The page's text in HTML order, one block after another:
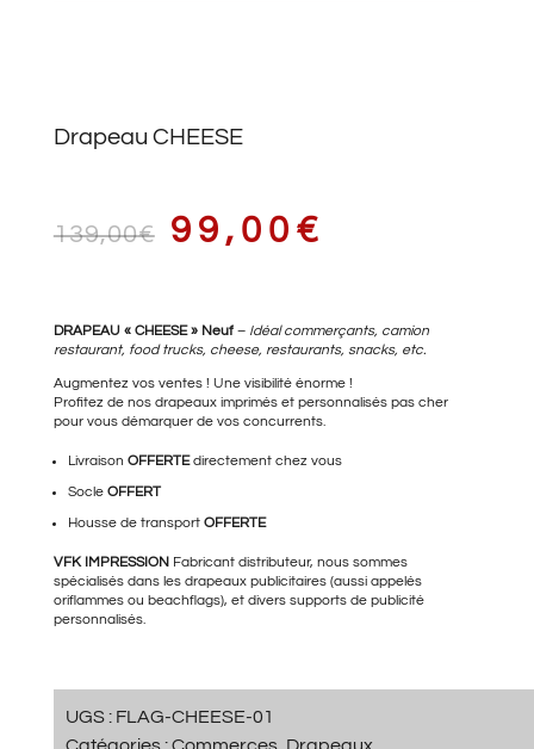
Drapeau CHEESE
139,00€ LE
PRIX
INITIAL
ÉTAIT :
99,00 €
PRIX
ACTUEL
DRAPEAU « CHEESE » Neuf– Idéal commerçants, camion
restaurant, food trucks, cheese, restaurants, snacks, etc.
Augmentez vos ventes ! Une visibilité énorme !
Profitez de nos drapeaux imprimés et personnalisés pas cher
pour vous démarquer de vos concurrents.
Livraison OFFERTEdirectement chez vous
Socle OFFERT
Housse de transport OFFERTE
VFK IMPRESSION Fabricant distributeur, nous sommes
spécialisés dans les drapeaux publicitaires (aussi appelés
oriflammes ou beachflags), et divers supports de publicité
personnalisés.
UGS : FLAG-CHEESE-01